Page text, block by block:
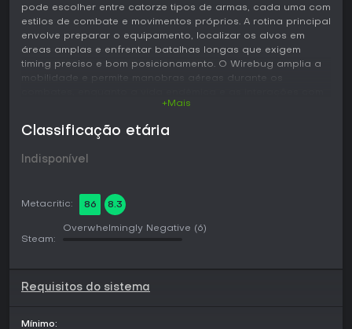
pode escolher entre catorze tipos de armas, cada uma com
estilos de combate e movimentos próprios. A rotina principal
envolve preparar o equipamento, localizar os alvos em
áreas amplas e enfrentar batalhas longas que exigem
timing preciso e bom posicionamento. O Wirebug amplia a
mobilidade e permite manobras aéreas durante os
o ambiente oferecem opções táticas em cada encontro.
Jogabilidade
O combate prioriza movimentos fluidos e técnicas
específicas de cada arma, que evoluem ao longo da
derrotados para fabricar e melhorar equipamentos,
abrindo caminho para desafios mais difíceis. A expansão
traz as Switch Skills, que permitem trocar de movimentos no
meio da luta para maior flexibilidade. Novos locais ampliam
padrões de ataque e comportamentos inéditos. As Follower
quests adicionam companheiros controlados por IA que
eliminar a necessidade de planejamento cuidadoso.
+Mais
Classificação etária
Indisponível
Metacritic: 86 8.3
Steam:
Overwhelmingly Negative (6)
Requisitos do sistema
Mínimo: